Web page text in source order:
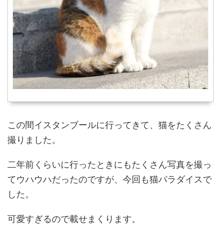
この間イスタンブールに行ってきて、猫をたくさん
撮りました。
二年前くらいに行ったときにもたくさん写真を撮っ
てウハウハだったのですが、今回も猫パラダイスで
した。
可愛すぎるので載せまくります。